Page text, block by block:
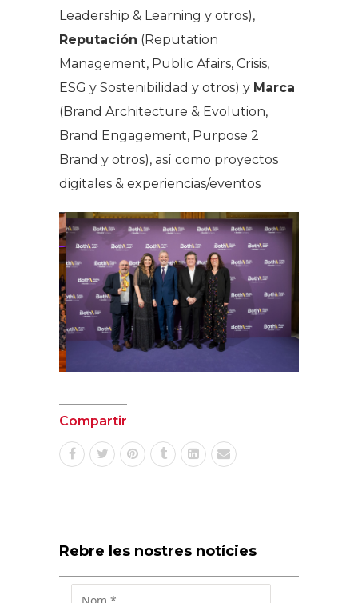
Leadership & Learning y otros),
Reputación (Reputation
Management, Public Afairs, Crisis,
ESG y Sostenibilidad y otros) y Marca
(Brand Architecture & Evolution,
Brand Engagement, Purpose 2
Brand y otros), así como proyectos
digitales & experiencias/eventos
Compartir
Rebre les nostres notícies